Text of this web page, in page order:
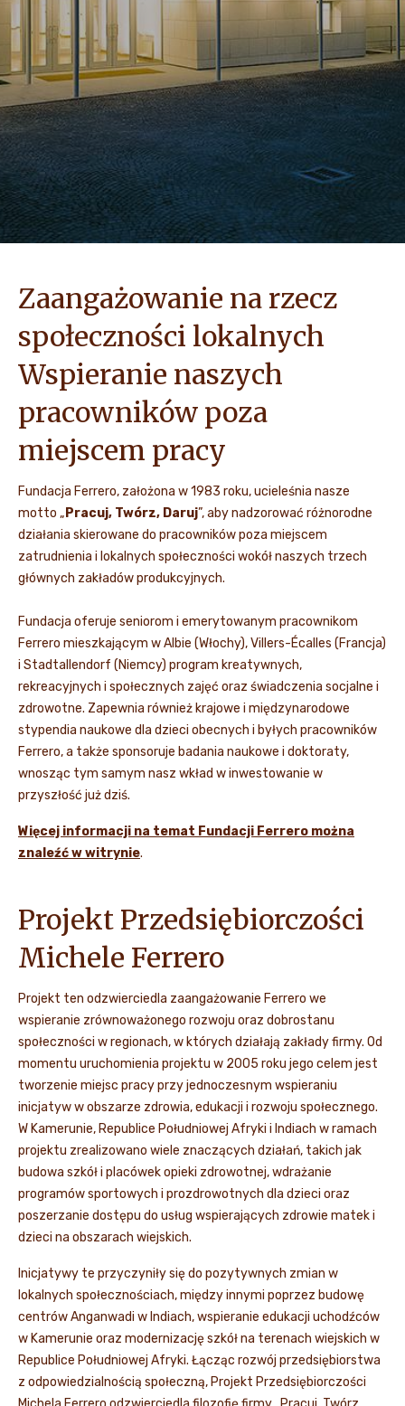
Zaangażowanie na rzecz
społeczności lokalnych
Wspieranie naszych
pracowników poza
miejscem pracy
Fundacja Ferrero, założona w 1983 roku, ucieleśnia nasze
motto „ Pracuj, Twórz, Daruj”, aby nadzorować różnorodne
działania skierowane do pracowników poza miejscem
zatrudnienia i lokalnych społeczności wokół naszych trzech
głównych zakładów produkcyjnych.
Fundacja oferuje seniorom i emerytowanym pracownikom
Ferrero mieszkającym w Albie (Włochy), Villers-Écalles (Francja)
i Stadtallendorf (Niemcy) program kreatywnych,
rekreacyjnych i społecznych zajęć oraz świadczenia socjalne i
zdrowotne. Zapewnia również krajowe i międzynarodowe
stypendia naukowe dla dzieci obecnych i byłych pracowników
Ferrero, a także sponsoruje badania naukowe i doktoraty,
wnosząc tym samym nasz wkład w inwestowanie w
przyszłość już dziś.
Więcej informacji na temat Fundacji Ferrero można
znaleźć w witrynie.
Projekt Przedsiębiorczości
Michele Ferrero
Projekt ten odzwierciedla zaangażowanie Ferrero we
wspieranie zrównoważonego rozwoju oraz dobrostanu
społeczności w regionach, w których działają zakłady firmy. Od
momentu uruchomienia projektu w 2005 roku jego celem jest
tworzenie miejsc pracy przy jednoczesnym wspieraniu
inicjatyw w obszarze zdrowia, edukacji i rozwoju społecznego.
W Kamerunie, Republice Południowej Afryki i Indiach w ramach
projektu zrealizowano wiele znaczących działań, takich jak
budowa szkół i placówek opieki zdrowotnej, wdrażanie
programów sportowych i prozdrowotnych dla dzieci oraz
poszerzanie dostępu do usług wspierających zdrowie matek i
dzieci na obszarach wiejskich.
Inicjatywy te przyczyniły się do pozytywnych zmian w
lokalnych społecznościach, między innymi poprzez budowę
centrów Anganwadi w Indiach, wspieranie edukacji uchodźców
w Kamerunie oraz modernizację szkół na terenach wiejskich w
Republice Południowej Afryki. Łącząc rozwój przedsiębiorstwa
z odpowiedzialnością społeczną, Projekt Przedsiębiorczości